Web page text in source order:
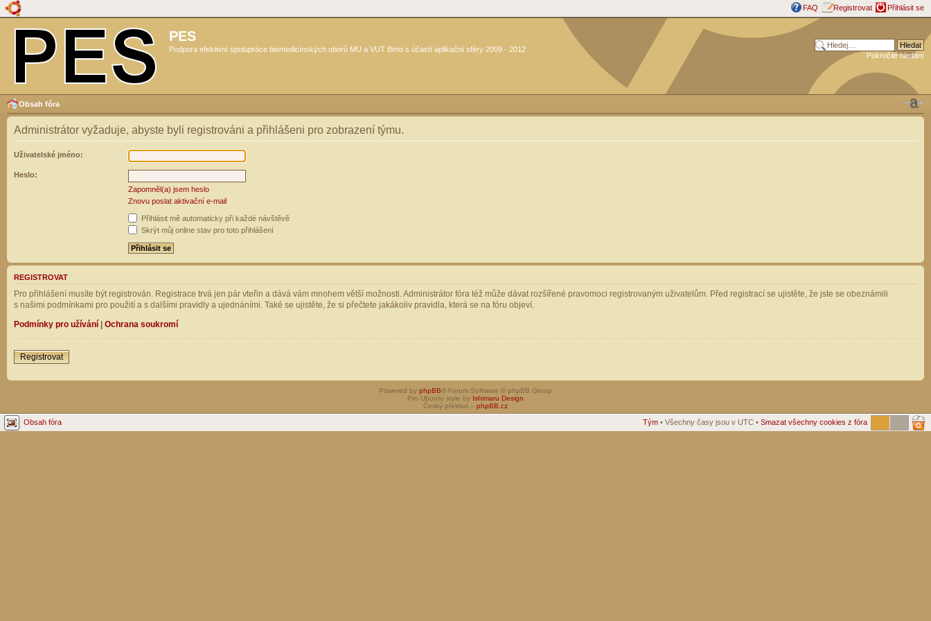
FAQ Registrovat Přihlásit se
PES
Podpora efektivní spolupráce biomedicínských oborů MU a VUT Brno s účastí aplikační sféry 2009 - 2012
Pokročilé hledání
Obsah fóra
Administrátor vyžaduje, abyste byli registrováni a přihlášeni pro zobrazení týmu.
Uživatelské jméno:
Heslo:
Zapomněl(a) jsem heslo
Znovu poslat aktivační e-mail
Přihlásit mě automaticky při každé návštěvě
Skrýt můj online stav pro toto přihlášení
REGISTROVAT
Pro přihlášení musíte být registrován. Registrace trvá jen pár vteřin a dává vám mnohem větší možnosti. Administrátor fóra též může dávat rozšířené pravomoci registrovaným uživatelům. Před registrací se ujistěte, že jste se obeznámili
s našimi podmínkami pro použití a s dalšími pravidly a ujednáními. Také se ujistěte, že si přečtete jakákoliv pravidla, která se na fóru objeví.
Podmínky pro užívání | Ochrana soukromí
Registrovat
Powered by phpBB® Forum Software © phpBB Group
Pro Ubuntu style by Ishimaru Design
Český překlad – phpBB.cz
Obsah fóra Tým • Všechny časy jsou v UTC • Smazat všechny cookies z fóra